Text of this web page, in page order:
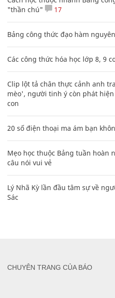
"thần chú"
17
Bảng công thức đạo hàm
Các công thức hóa học lớp 8, 9
Clip lột tả chân thực cảnh anh
mèo', người tinh ý còn phát
con
20 số điện thoại ma ám bạn
Mẹo học thuộc Bảng tuần hoàn
câu nói vui vẻ
Lý Nhã Kỳ lần đầu tâm sự về
Sác
CHUYÊN TRANG CỦA BÁO